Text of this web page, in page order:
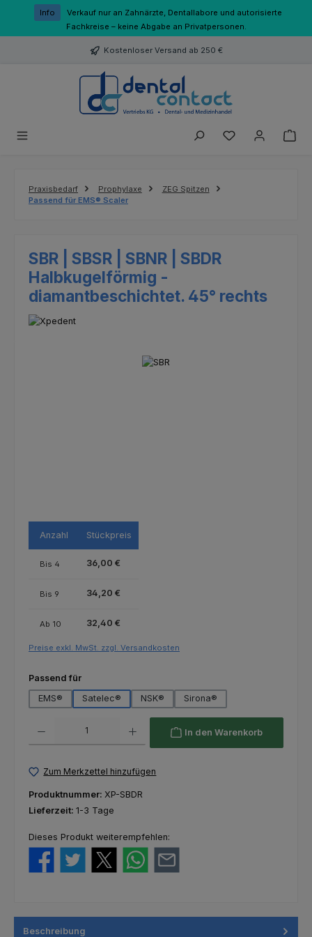
Zum Hauptinhalt springen
Info
Verkauf nur an Zahnärzte, Dentallabore und autorisierte
Fachkreise – keine Abgabe an Privatpersonen.
Kostenloser Versand ab 250 €
Du hast 0
Praxisbedarf Prophylaxe
ZEG Spitzen
Passend für EMS® Scaler
SBR | SBSR | SBNR | SBDR
Halbkugelförmig -
diamantbeschichtet. 45° rechts
Anzahl Stückpreis
Bis 4 36,00 €
Bis 9 34,20 €
Ab 10 32,40 €
Preise exkl. MwSt. zzgl. Versandkosten
Passend fürauswählen
EMS®
Satelec® NSK® Sirona®
In den Warenkorb
Zum Merkzettel hinzufügen
Produktnummer: XP-SBDR
Lieferzeit: 1-3 Tage
Dieses Produkt weiterempfehlen:
Beschreibung